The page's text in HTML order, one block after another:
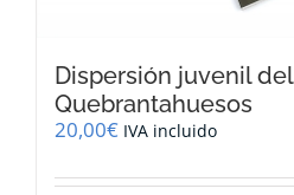
Dispersión juvenil del
Quebrantahuesos
20,00€ IVA incluido